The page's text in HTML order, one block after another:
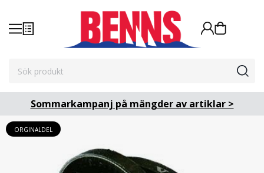
Sommarkampanj på mängder av artiklar >
ORGINALDEL